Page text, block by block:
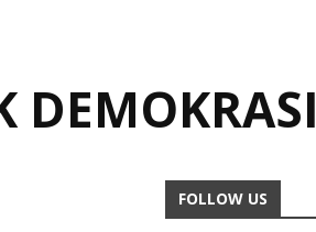
DEMOKRASI
FOLLOW US